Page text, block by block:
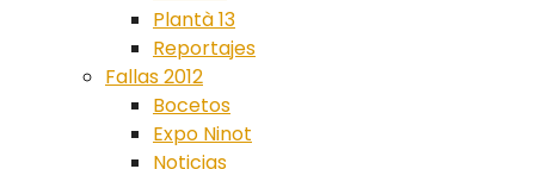
Plantà 13
Reportajes
Fallas 2012
Bocetos
Expo Ninot
Noticias